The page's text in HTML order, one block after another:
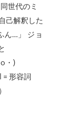
世代のミ
己解釈した
ん…」 ジョ
・)
形容詞